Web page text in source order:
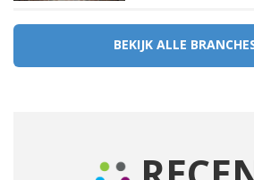
BEKIJK ALLE